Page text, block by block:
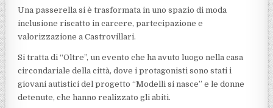
Una passerella si è trasformata in uno spazio di moda
inclusione riscatto in carcere, partecipazione e
valorizzazione a Castrovillari.
Si tratta di “Oltre”, un evento che ha avuto luogo nella casa
circondariale della città, dove i protagonisti sono stati i
giovani autistici del progetto “Modelli si nasce” e le donne
detenute, che hanno realizzato gli abiti.